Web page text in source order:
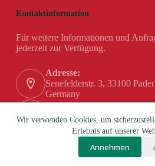
Wir verwenden Cookies, um
Erlebnis auf unserer
Annehmen
Kontaktinformation
Für weitere Informationen und
jederzeit zur Verfügung.
Adresse:
Senefelderstr. 3, 33100
Germany
+49 (0) 5251 / 180 84-0
info@hanex-gmbh.de